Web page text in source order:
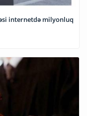
internetdə milyonluq